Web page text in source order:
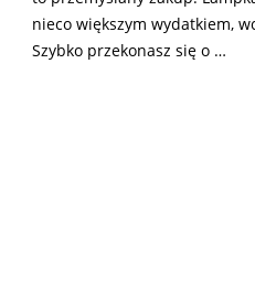
nieco większym wydatkiem,
Szybko przekonasz się o …